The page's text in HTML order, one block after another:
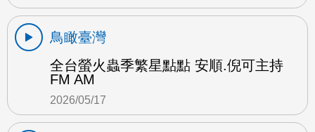
鳥瞰臺灣
全台螢火蟲季繁星點點 安順.倪可主持
FM AM
2026/05/17